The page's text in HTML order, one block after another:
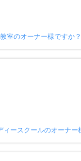
室のオーナー様ですか？
ィースクールのオーナー